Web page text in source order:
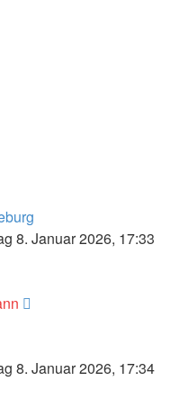
8. Januar 2026, 17:33
8. Januar 2026, 17:34